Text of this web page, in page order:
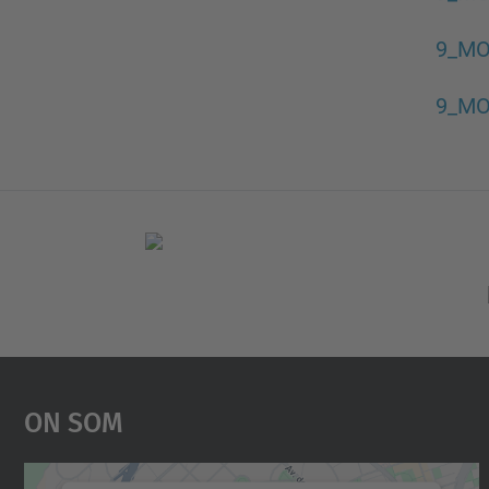
On Som